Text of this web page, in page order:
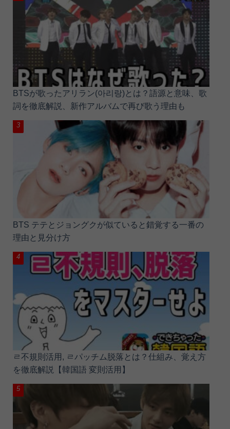
BTSが歌ったアリラン(아리랑)とは？語源と意味、歌
詞を徹底解説、新作アルバムで再び歌う理由も
BTS テテとジョングクが似ていると錯覚する一番の
理由と見分け方
ㄹ不規則活用, ㄹパッチム脱落とは？仕組み、覚え方
を徹底解説【韓国語 変則活用】